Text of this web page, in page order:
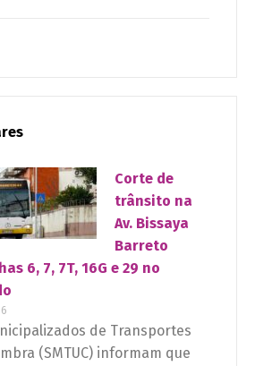
Corte de
trânsito na
Av. Bissaya
Barreto
6, 7, 7T, 16G e 29 no
de Transportes
(SMTUC) informam que